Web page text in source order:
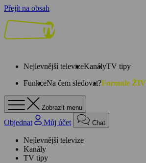
Přejít na obsah
Nejlevnější televizeKanályTV tipy
FunkceNa čem sledovat?Formule
Zobrazit menu
Objednat Můj účet Chat
Nejlevnější televize
Kanály
TV tipy